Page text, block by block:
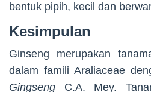
bentuk pipih, kecil dan
Kesimpulan
Ginseng merupakan
dalam famili Araliaceae
Gingseng C.A. Mey.